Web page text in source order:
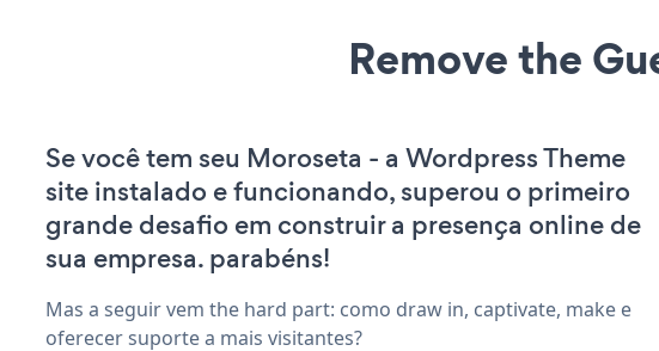
Remove the
Se você tem seu Moroseta - a Wordpress Theme
site instalado e funcionando, superou o primeiro
grande desafio em construir a presença online de
sua empresa. parabéns!
Mas a seguir vem the hard part: como draw in, captivate, make e
oferecer suporte a mais visitantes?